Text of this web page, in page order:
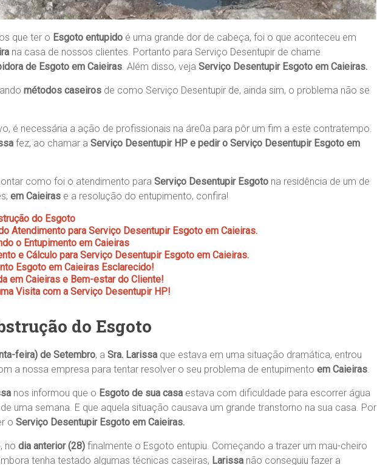
que ter o Esgoto entupido é uma grande dor de cabeça, foi o que aconteceu em
na casa de nossos clientes. Portanto para Serviço Desentupir de chame
de Esgoto em Caieiras. Além disso, veja Serviço Desentupir Esgoto em Caieiras.
métodos caseiros de como Serviço Desentupir de, ainda sim, o problema não se
é necessária a ação de profissionais na áre0a para pôr um fim a este contratempo.
fez, ao chamar a Serviço Desentupir HP e pedir o Serviço Desentupir Esgoto em
como foi o atendimento para Serviço Desentupir Esgoto na residência de um de
em Caieiras e a resolução do entupimento, confira!
do Esgoto
Atendimento para Serviço Desentupir Esgoto em Caieiras.
o Entupimento em Caieiras
e Cálculo para Serviço Desentupir Esgoto em Caieiras.
Esgoto em Caieiras Esclarecido!
em Caieiras e Bem-estar do Cliente!
Visita com a Serviço Desentupir HP!
do Esgoto
feira) de Setembro, a Sra. Larissa que estava em uma situação dramática, entrou
a nossa empresa para tentar resolver o seu problema de entupimento em Caieiras.
nos informou que o Esgoto de sua casa estava com dificuldade para escorrer água
uma semana. E que aquela situação causava um grande transtorno na sua casa. Por
o Serviço Desentupir Esgoto em Caieiras.
no dia anterior (28) finalmente o Esgoto entupiu. Começando a trazer um mau-cheiro
tenha testado algumas técnicas caseiras, Larissa não conseguiu fazer a